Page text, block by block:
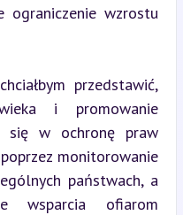
wzrostu
przedstawić,
i promowanie
się w ochronę praw
monitorowanie
państwach, a
wsparcia ofiarom